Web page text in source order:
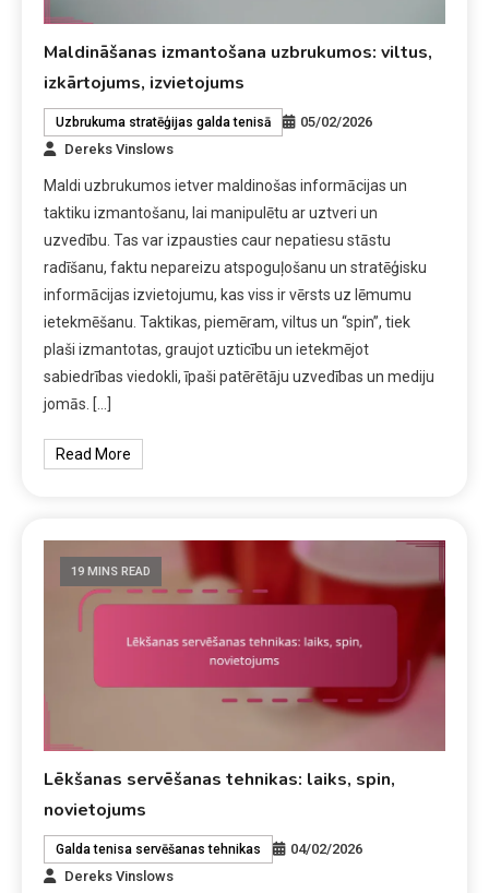
Maldināšanas izmantošana uzbrukumos: viltus,
izkārtojums, izvietojums
Uzbrukuma stratēģijas galda tenisā
05/02/2026
Dereks Vinslows
Maldi uzbrukumos ietver maldinošas informācijas un
taktiku izmantošanu, lai manipulētu ar uztveri un
uzvedību. Tas var izpausties caur nepatiesu stāstu
radīšanu, faktu nepareizu atspoguļošanu un stratēģisku
informācijas izvietojumu, kas viss ir vērsts uz lēmumu
ietekmēšanu. Taktikas, piemēram, viltus un “spin”, tiek
plaši izmantotas, graujot uzticību un ietekmējot
sabiedrības viedokli, īpaši patērētāju uzvedības un mediju
jomās. […]
Read More
19 MINS READ
Lēkšanas servēšanas tehnikas: laiks, spin,
novietojums
Galda tenisa servēšanas tehnikas
04/02/2026
Dereks Vinslows